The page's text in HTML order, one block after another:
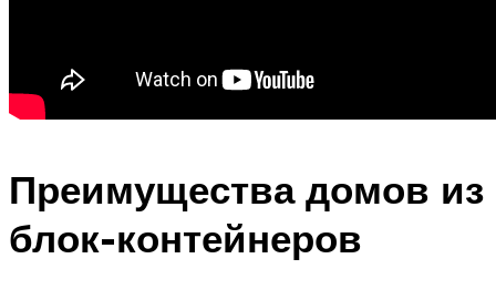
Преимущества домов из
блок-контейнеров